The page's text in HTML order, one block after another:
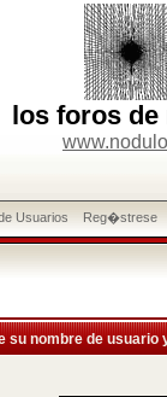
los foros de
Usuarios Reg�strese
su nombre de